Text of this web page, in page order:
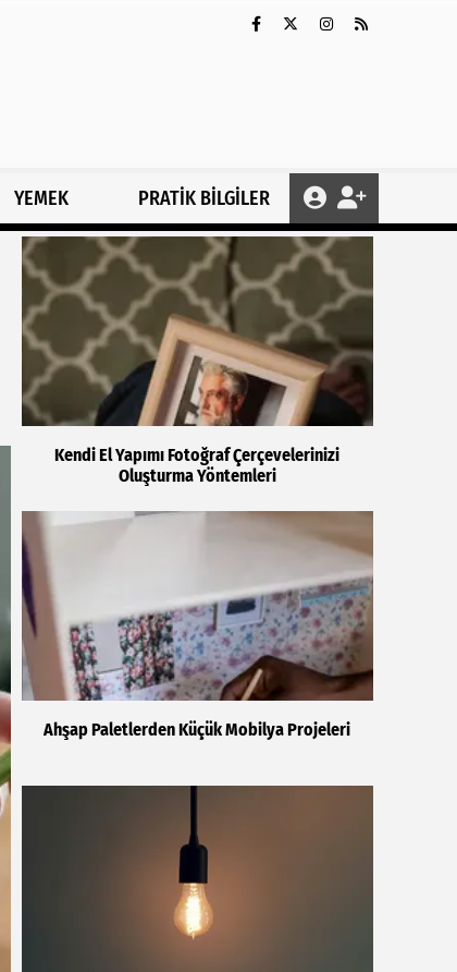
YEMEK PRATİK BİLGİLER
Kendi El Yapımı Fotoğraf Çerçevelerinizi
Oluşturma Yöntemleri
Ahşap Paletlerden Küçük Mobilya Projeleri